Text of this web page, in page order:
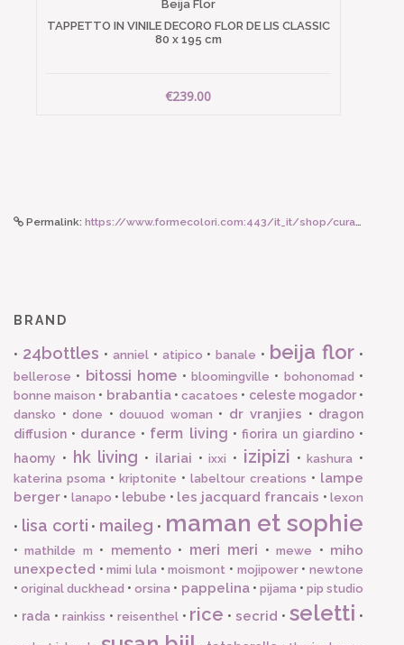
Beija Flor
TAPPETTO IN VINILE DECORO FLOR DE LIS CLASSIC
80 x 195 cm
€239.00
Permalink: https://www.formecolori.com:443/it_it/shop/cura_corpo_e_viso/prodotti_viso/lebube_tea_mascara_black/6853
BRAND
• 24bottles • anniel• atipico •banale • beija flor •
bellerose • bitossi home • bloomingville • bohonomad •
bonne maison • brabantia•cacatoes • celeste mogador•
dansko • done • douuod woman • dr vranjies • dragon
diffusion • durance • ferm living • fiorira un giardino•
haomy • hk living • ilariai •ixxi • izipizi •kashura •
katerina psoma • kriptonite • labeltour creations • lampe
berger • lanapo • lebube • les jacquard francais •lexon
• lisa corti • maileg • maman et sophie
•mathilde m • memento• meri meri •mewe • miho
unexpected •mimi lula •moismont • mojipower•newtone
•original duckhead •orsina • pappelina• pijama • pip studio
• rada • rainkiss • reisenthel• rice •secrid •seletti •